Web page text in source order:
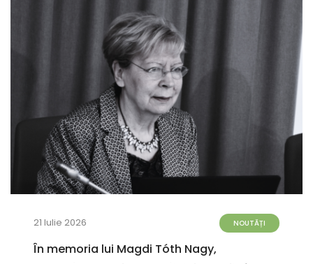
21 Iulie 2026 NOUTĂȚI
În memoria lui Magdi Tóth Nagy,